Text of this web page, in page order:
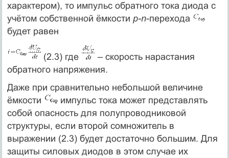
характером), то импульс обратного тока диода с
учётом собственной ёмкости p-n-перехода
будет равен
(2.3) где
– скорость нарастания
обратного напряжения.
Даже при сравнительно небольшой величине
ёмкости
импульс тока может представлять
собой опасность для полупроводниковой
структуры, если второй сомножитель в
выражении (2.3) будет достаточно большим. Для
защиты силовых диодов в этом случае их